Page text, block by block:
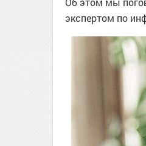
экспертом по